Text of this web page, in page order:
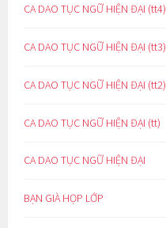
CA DAO TỤC NGỮ HIỆN ĐẠI (tt4)
CA DAO TỤC NGỮ HIỆN ĐẠI (tt3)
CA DAO TỤC NGỮ HIỆN ĐẠI (tt2)
CA DAO TỤC NGỮ HIỆN ĐẠI (tt)
CA DAO TỤC NGỮ HIỆN ĐẠI
BẠN GIÀ HỌP LỚP